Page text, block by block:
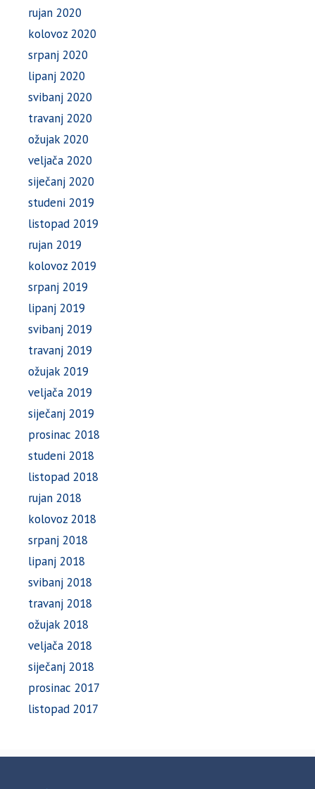
rujan 2020
kolovoz 2020
srpanj 2020
lipanj 2020
svibanj 2020
travanj 2020
ožujak 2020
veljača 2020
siječanj 2020
studeni 2019
listopad 2019
rujan 2019
kolovoz 2019
srpanj 2019
lipanj 2019
svibanj 2019
travanj 2019
ožujak 2019
veljača 2019
siječanj 2019
prosinac 2018
studeni 2018
listopad 2018
rujan 2018
kolovoz 2018
srpanj 2018
lipanj 2018
svibanj 2018
travanj 2018
ožujak 2018
veljača 2018
siječanj 2018
prosinac 2017
listopad 2017